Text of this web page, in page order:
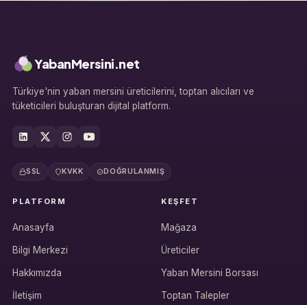
YabanMersini.net
Türkiye'nin yaban mersini üreticilerini, toptan alıcıları ve
tüketicileri buluşturan dijital platform.
SSL KVKK DOĞRULANMIŞ
PLATFORM
Anasayfa
Bilgi Merkezi
Hakkımızda
İletişim
KEŞFET
Mağaza
Üreticiler
Yaban Mersini Borsası
Toptan Talepler